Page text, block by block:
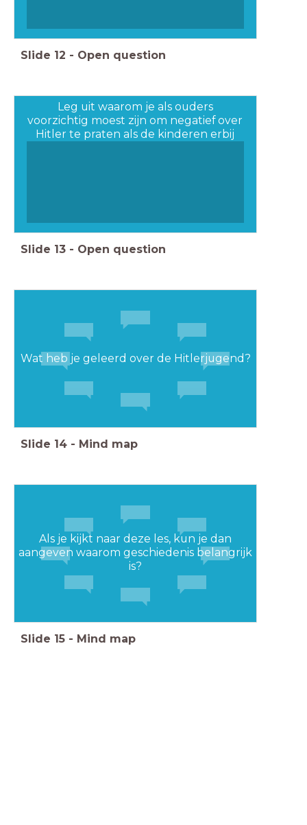
Slide 12 - Open question
Leg uit waarom je als ouders
voorzichtig moest zijn om negatief over
Hitler te praten als de kinderen erbij
Slide 13 - Open question
Wat heb je geleerd over de Hitlerjugend?
Slide 14 - Mind map
Als je kijkt naar deze les, kun je dan
aangeven waarom geschiedenis belangrijk
is?
Slide 15 - Mind map